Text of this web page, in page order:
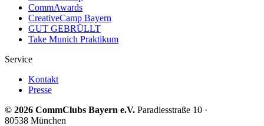
CommAwards
CreativeCamp Bayern
GUT GEBRÜLLT
Take Munich Praktikum
Service
Kontakt
Presse
© 2026 CommClubs Bayern e.V. Paradiesstraße 10 ·
80538 München